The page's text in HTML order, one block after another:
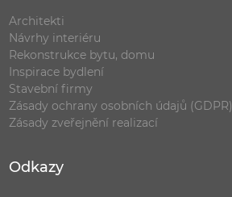
Architekti
Návrhy interiéru
Rekonstrukce bytu, domu
Inspirace bydlení
Stavební firmy
Zásady ochrany osobních údajů (GDPR)
Zásady zveřejnění realizací
Odkazy